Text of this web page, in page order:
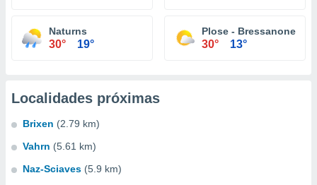
Naturns
30° 19°
Plose - Bressanone
30° 13°
Localidades próximas
Brixen (2.79 km)
Vahrn (5.61 km)
Naz-Sciaves (5.9 km)